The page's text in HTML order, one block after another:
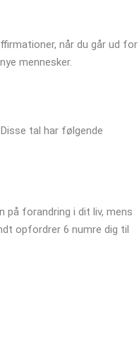
når du går ud for
mennesker.
tal har følgende
på forandring i dit liv, mens
opfordrer 6 numre dig til